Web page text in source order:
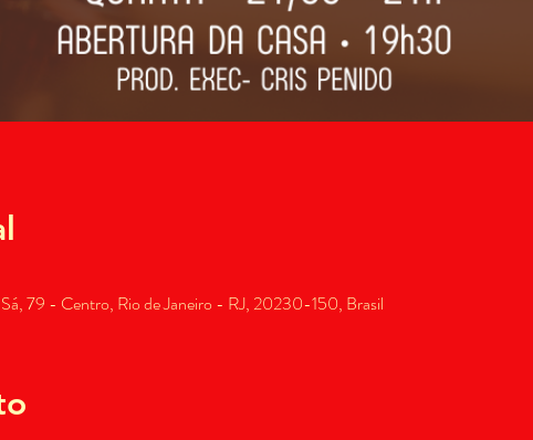
79 - Centro, Rio de Janeiro - RJ, 20230-150, Brasil